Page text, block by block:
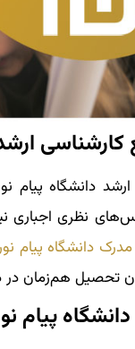
ارشد
دانشگاه پیام
نظری اجباری
مدرک دانشگاه پیام‌
تحصیل هم‌زمان
پیام